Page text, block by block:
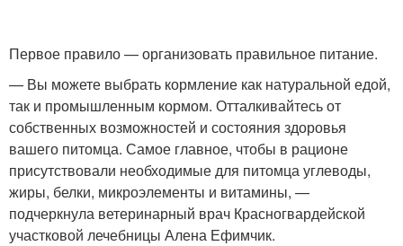
Первое правило — организовать правильное питание.
— Вы можете выбрать кормление как натуральной едой,
так и промышленным кормом. Отталкивайтесь от
собственных возможностей и состояния здоровья
вашего питомца. Самое главное, чтобы в рационе
присутствовали необходимые для питомца углеводы,
жиры, белки, микроэлементы и витамины, —
подчеркнула ветеринарный врач Красногвардейской
участковой лечебницы Алена Ефимчик.